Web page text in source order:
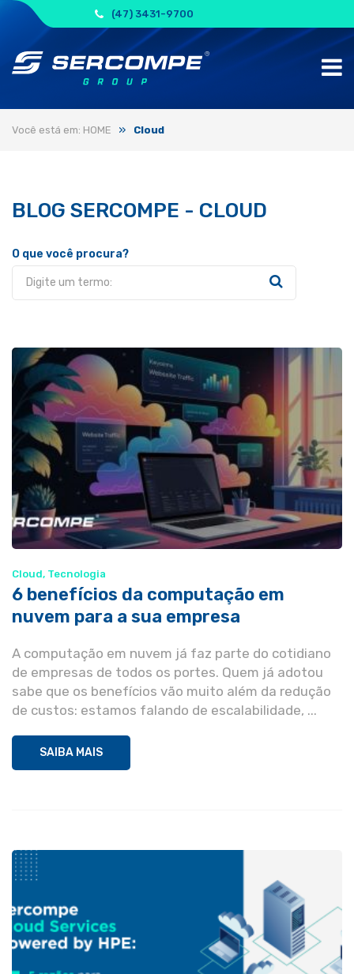
(47) 3431-9700
Você está em: HOME » Cloud
BLOG SERCOMPE - CLOUD
O que você procura?
Cloud, Tecnologia
6 benefícios da computação em
nuvem para a sua empresa
A computação em nuvem já faz parte do cotidiano
de empresas de todos os portes. Quem já adotou
sabe que os benefícios vão muito além da redução
de custos: estamos falando de escalabilidade, ...
SAIBA MAIS